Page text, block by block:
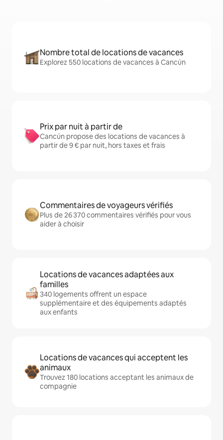
Nombre total de locations de vacances
Explorez 550 locations de vacances à Cancún
Prix par nuit à partir de
Cancún propose des locations de vacances à
partir de 9 € par nuit, hors taxes et frais
Commentaires de voyageurs vérifiés
Plus de 26 370 commentaires vérifiés pour vous
aider à choisir
Locations de vacances adaptées aux
familles
340 logements offrent un espace
supplémentaire et des équipements adaptés
aux enfants
Locations de vacances qui acceptent les
animaux
Trouvez 180 locations acceptant les animaux de
compagnie